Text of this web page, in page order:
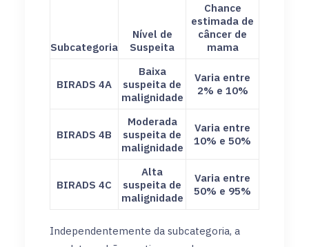
Subcategoria
Nível de
Suspeita
Chance
estimada de
câncer de
mama
BIRADS 4A
Baixa
suspeita de
malignidade
Varia entre
2% e 10%
BIRADS 4B
Moderada
suspeita de
malignidade
Varia entre
10% e 50%
BIRADS 4C
Alta
suspeita de
malignidade
Varia entre
50% e 95%
Independentemente da subcategoria, a